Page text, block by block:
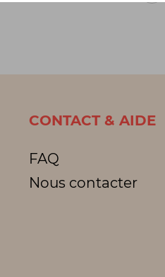
CONTACT & AIDE
FAQ
Nous contacter